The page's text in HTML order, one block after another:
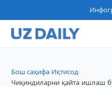
Бош саҳифа›Иқтисод›
Чиқиндиларни қайта ишлаш